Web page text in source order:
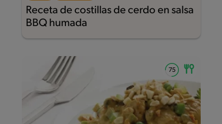
Receta de costillas de cerdo en salsa
BBQ humada